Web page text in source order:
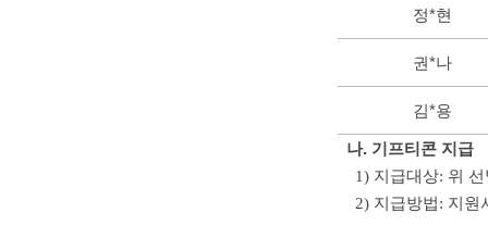
정*현
권*나
김*용
나. 기프티콘 지급
1) 지급대상: 위 선
2) 지급방법: 지원